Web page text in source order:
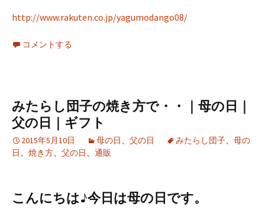
http://www.rakuten.co.jp/yagumodango08/
コメントする
みたらし団子の焼き方で・・｜母の日｜
父の日｜ギフト
2015年5月10日 母の日、 父の日 みたらし団子、 母の
日、 焼き方、 父の日、 通販
こんにちは♪今日は母の日です。